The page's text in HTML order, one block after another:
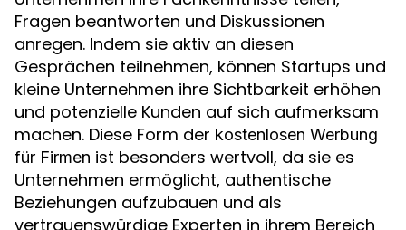
Fragen beantworten und Diskussionen
anregen. Indem sie aktiv an diesen
Gesprächen teilnehmen, können Startups und
kleine Unternehmen ihre Sichtbarkeit erhöhen
und potenzielle Kunden auf sich aufmerksam
machen. Diese Form der kostenlosen Werbung
für Firmen ist besonders wertvoll, da sie es
Unternehmen ermöglicht, authentische
Beziehungen aufzubauen und als
vertrauenswürdige Experten in ihrem Bereich